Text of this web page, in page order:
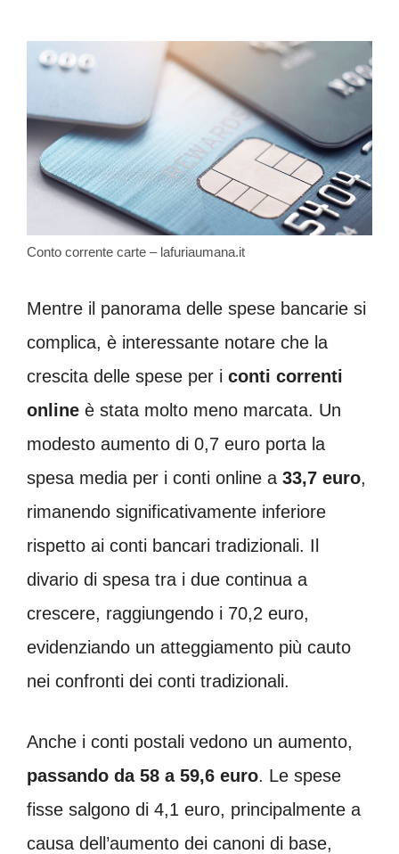
Conto corrente carte – lafuriaumana.it
Mentre il panorama delle spese bancarie si
complica, è interessante notare che la
crescita delle spese per i conti correnti
online è stata molto meno marcata. Un
modesto aumento di 0,7 euro porta la
spesa media per i conti online a 33,7 euro,
rimanendo significativamente inferiore
rispetto ai conti bancari tradizionali. Il
divario di spesa tra i due continua a
crescere, raggiungendo i 70,2 euro,
evidenziando un atteggiamento più cauto
nei confronti dei conti tradizionali.
Anche i conti postali vedono un aumento,
passando da 58 a 59,6 euro. Le spese
fisse salgono di 4,1 euro, principalmente a
causa dell’aumento dei canoni di base,